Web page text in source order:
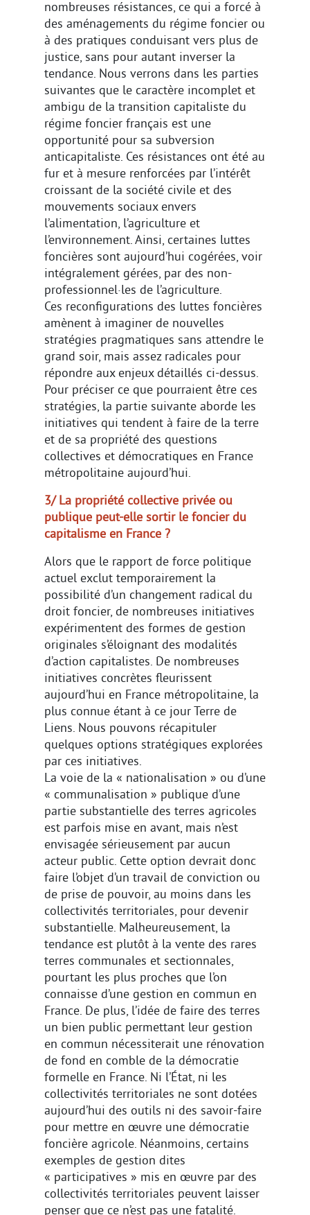
nombreuses résistances, ce qui a forcé à
des aménagements du régime foncier ou
à des pratiques conduisant vers plus de
justice, sans pour autant inverser la
tendance. Nous verrons dans les parties
suivantes que le caractère incomplet et
ambigu de la transition capitaliste du
régime foncier français est une
opportunité pour sa subversion
anticapitaliste. Ces résistances ont été au
fur et à mesure renforcées par l’intérêt
croissant de la société civile et des
mouvements sociaux envers
l’alimentation, l’agriculture et
l’environnement. Ainsi, certaines luttes
foncières sont aujourd’hui cogérées, voir
intégralement gérées, par des non-
professionnel·les de l’agriculture.
Ces reconfigurations des luttes foncières
amènent à imaginer de nouvelles
stratégies pragmatiques sans attendre le
grand soir, mais assez radicales pour
répondre aux enjeux détaillés ci-dessus.
Pour préciser ce que pourraient être ces
stratégies, la partie suivante aborde les
initiatives qui tendent à faire de la terre
et de sa propriété des questions
collectives et démocratiques en France
métropolitaine aujourd’hui.
3/ La propriété collective privée ou
publique peut-elle sortir le foncier du
capitalisme en France ?
Alors que le rapport de force politique
actuel exclut temporairement la
possibilité d’un changement radical du
droit foncier, de nombreuses initiatives
expérimentent des formes de gestion
originales s’éloignant des modalités
d’action capitalistes. De nombreuses
initiatives concrètes fleurissent
aujourd’hui en France métropolitaine, la
plus connue étant à ce jour Terre de
Liens. Nous pouvons récapituler
quelques options stratégiques explorées
par ces initiatives.
La voie de la « nationalisation » ou d’une
« communalisation » publique d’une
partie substantielle des terres agricoles
est parfois mise en avant, mais n’est
envisagée sérieusement par aucun
acteur public. Cette option devrait donc
faire l’objet d’un travail de conviction ou
de prise de pouvoir, au moins dans les
collectivités territoriales, pour devenir
substantielle. Malheureusement, la
tendance est plutôt à la vente des rares
terres communales et sectionnales,
pourtant les plus proches que l’on
connaisse d’une gestion en commun en
France. De plus, l’idée de faire des terres
un bien public permettant leur gestion
en commun nécessiterait une rénovation
de fond en comble de la démocratie
formelle en France. Ni l’État, ni les
collectivités territoriales ne sont dotées
aujourd’hui des outils ni des savoir-faire
pour mettre en œuvre une démocratie
foncière agricole. Néanmoins, certains
exemples de gestion dites
« participatives » mis en œuvre par des
collectivités territoriales peuvent laisser
penser que ce n’est pas une fatalité.